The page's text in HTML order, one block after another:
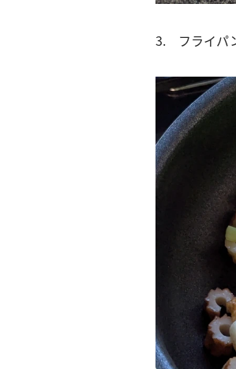
3. フライパ